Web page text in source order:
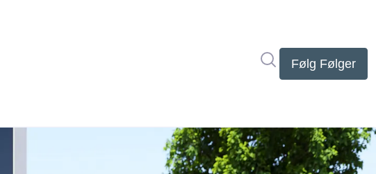
Følg Følger